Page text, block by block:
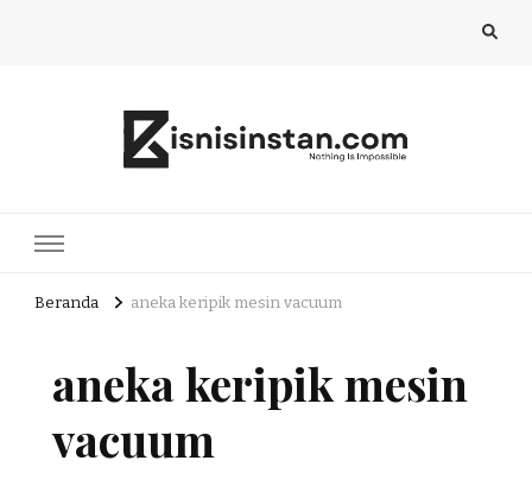
Beranda aneka keripik mesin vacuum
aneka keripik mesin
vacuum